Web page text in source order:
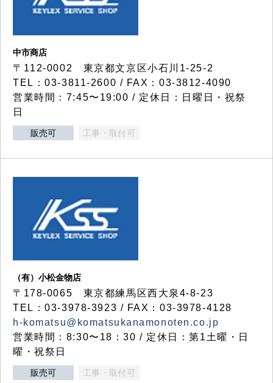
中市商店
〒112-0002 東京都文京区小石川1-25-2
TEL：03-3811-2600 / FAX：03-3812-4090
営業時間：7:45〜19:00 / 定休日：日曜日・祝祭
日
販売可 工事・取付可
（有）小松金物店
〒178-0065 東京都練馬区西大泉4-8-23
TEL：03-3978-3923 / FAX：03-3978-4128
h-komatsu@komatsukanamonoten.co.jp
営業時間：8:30〜18：30 / 定休日：第1土曜・日
曜・祝祭日
販売可 工事・取付可